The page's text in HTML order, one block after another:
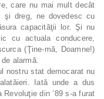
care nu mai mult decât
dreg, ne dovedesc cu
capacităţii lor. Şi nu
cu actuala conducere,
(Ţine-mă, Doamne!)
alarmă.
nostru stat democarat nu
Iată unde a dus
Revoluţie din ’89 s-a furat